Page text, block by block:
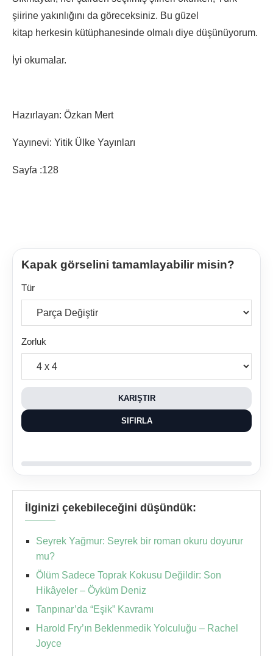
şiirine yakınlığını da göreceksiniz. Bu güzel
kitap herkesin kütüphanesinde olmalı diye düşünüyorum.
İyi okumalar.
Hazırlayan: Özkan Mert
Yayınevi: Yitik Ülke Yayınları
Sayfa :128
Kapak görselini tamamlayabilir misin?
Tür
Zorluk
KARIŞTIR
SIFIRLA
İlginizi çekebileceğini düşündük:
Seyrek Yağmur: Seyrek bir roman okuru doyurur
mu?
Ölüm Sadece Toprak Kokusu Değildir: Son
Hikâyeler – Öyküm Deniz
Tanpınar’da “Eşik” Kavramı
Harold Fry’ın Beklenmedik Yolculuğu – Rachel
Joyce